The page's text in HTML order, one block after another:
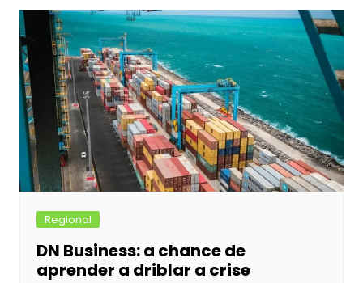
b
o
o
k
e
n
g
er
A
p
p
dI
n
Post
Regional
DN Business: a chance de
aprender a driblar a crise